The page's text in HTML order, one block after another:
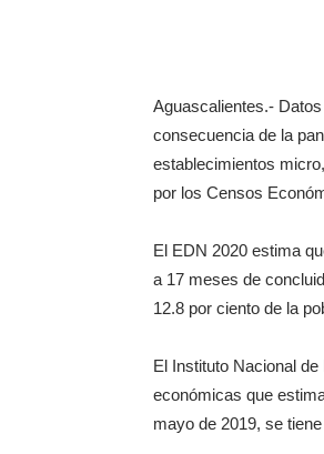
Aguascalientes.-
consecuencia de la
establecimientos
por los Censos
El EDN 2020 estima
a 17 meses de
12.8 por ciento de la
El Instituto Nacional
económicas que
mayo de 2019, se